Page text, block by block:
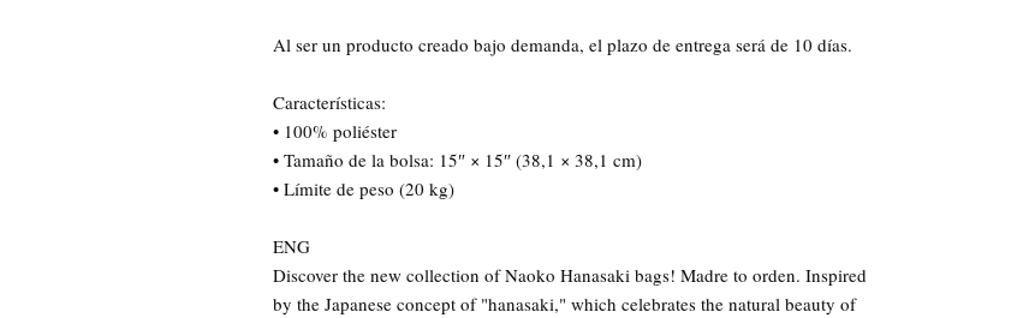
Al ser un producto creado bajo demanda, el plazo de entrega será de 10 días.
Características:
• 100% poliéster
• Tamaño de la bolsa: 15″ × 15″ (38,1 × 38,1 cm)
• Límite de peso (20 kg)
ENG
Discover the new collection of Naoko Hanasaki bags! Madre to orden. Inspired
by the Japanese concept of "hanasaki," which celebrates the natural beauty of